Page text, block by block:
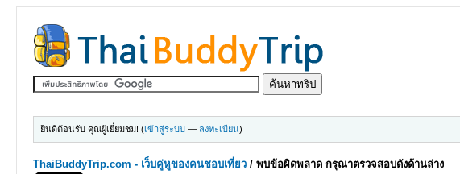
ยินดีต้อนรับ คุณผู้เยี่ยมชม! (เข้าสู่ระบบ — ลงทะเบียน)
ThaiBuddyTrip.com - เว็บคู่หูของคนชอบเที่ยว /พบข้อผิดพลาด กรุณาตรวจสอบดังด้านล่าง